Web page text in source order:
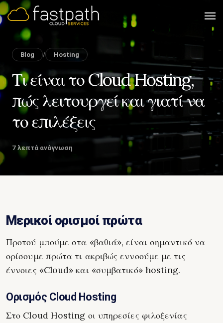
Blog / Hosting
Τι είναι το Cloud Hosting,
πώς λειτουργεί και γιατί να
το επιλέξεις
7 λεπτά ανάγνωση
Μερικοί ορισμοί πρώτα
Προτού μπούμε στα «βαθιά», είναι σημαντικό να
ορίσουμε πρώτα τι ακριβώς εννοούμε με τις
έννοιες «Cloud» και «συμβατικό» hosting.
Ορισμός Cloud Hosting
Στο Cloud Hosting οι υπηρεσίες φιλοξενίας